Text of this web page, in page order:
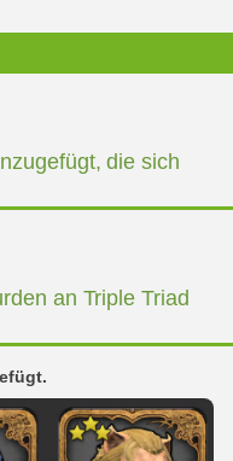
die sich
an Triple Triad